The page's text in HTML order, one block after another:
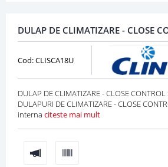
DULAP DE CLIMATIZARE - CLOSE
Cod: CLISCA18U
DULAP DE CLIMATIZARE - CLOSE
DULAPURI DE CLIMATIZARE - CLOSE
interna citeste mai mult